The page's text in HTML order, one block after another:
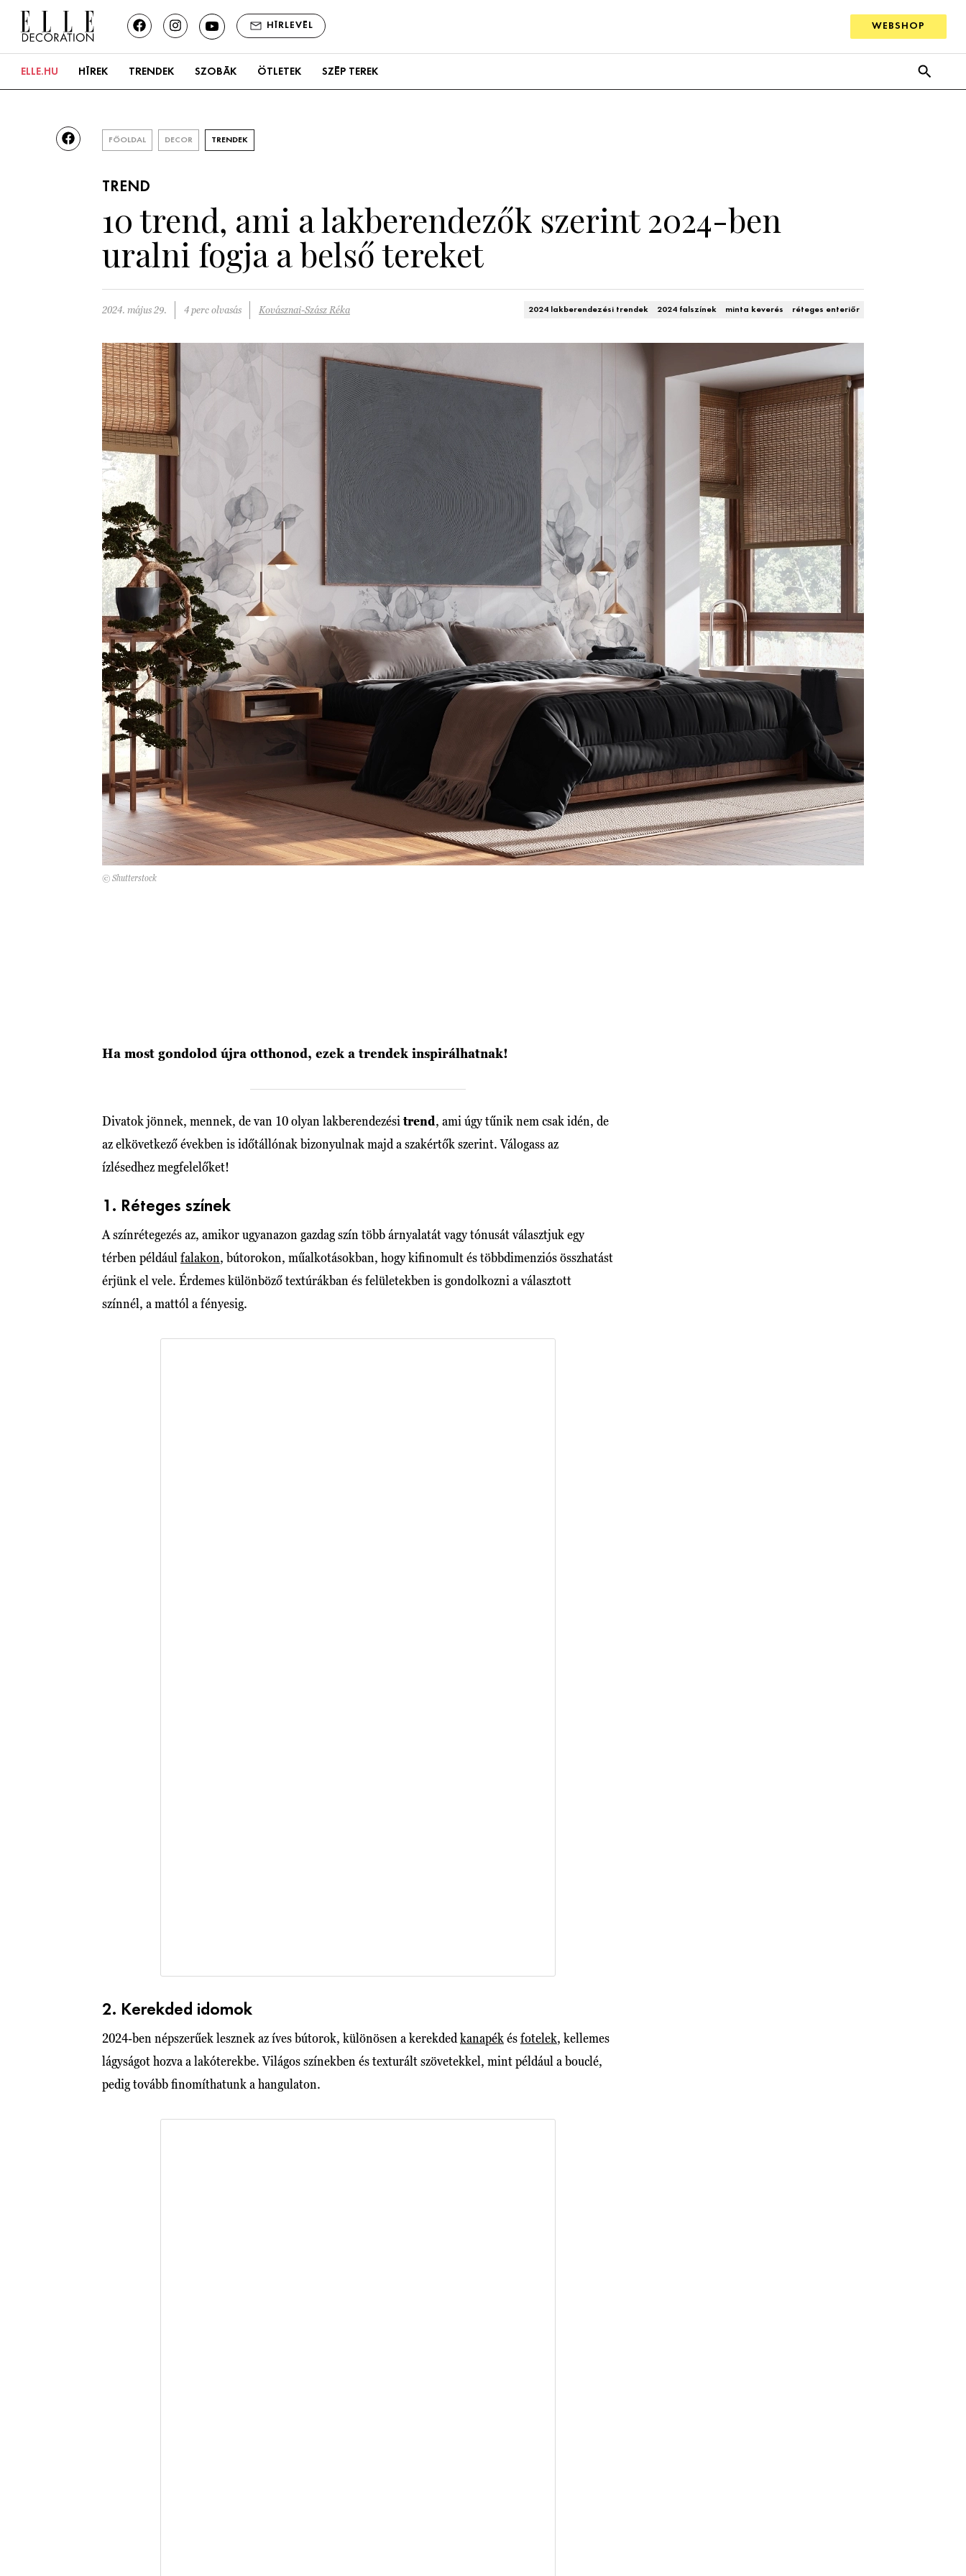
HÍRLEVÉL WEBSHOP
ELLE.HU HÍREK TRENDEK SZOBÁK
Fürdőszoba
Hálószoba
Kert és terasz
ÖTLETEK SZÉP TEREK
FŐOLDAL DECOR TRENDEK
TREND
10 trend, ami a lakberendezők szerint 2024-ben
uralni fogja a belső tereket
2024. május 29. 4 perc olvasás Kovásznai-Szász Réka 2024 lakberendezési trendek 2024 falszínek minta keverés réteges enteriőr
© Shutterstock
Ha most gondolod újra otthonod, ezek a trendek inspirálhatnak!
Divatok jönnek, mennek, de van 10 olyan lakberendezési trend, ami úgy tűnik nem csak idén, de
az elkövetkező években is időtállónak bizonyulnak majd a szakértők szerint. Válogass az
ízlésedhez megfelelőket!
1. Réteges színek
A színrétegezés az, amikor ugyanazon gazdag szín több árnyalatát vagy tónusát választjuk egy
térben például falakon, bútorokon, műalkotásokban, hogy kifinomult és többdimenziós összhatást
érjünk el vele. Érdemes különböző textúrákban és felületekben is gondolkozni a választott
színnél, a mattól a fényesig.
2. Kerekded idomok
2024-ben népszerűek lesznek az íves bútorok, különösen a kerekded kanapékésfotelek, kellemes
lágyságot hozva a lakóterekbe. Világos színekben és texturált szövetekkel, mint például a bouclé,
pedig tovább finomíthatunk a hangulaton.